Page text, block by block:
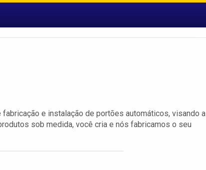
e instalação de portões automáticos, visando a
sob medida, você cria e nós fabricamos o seu